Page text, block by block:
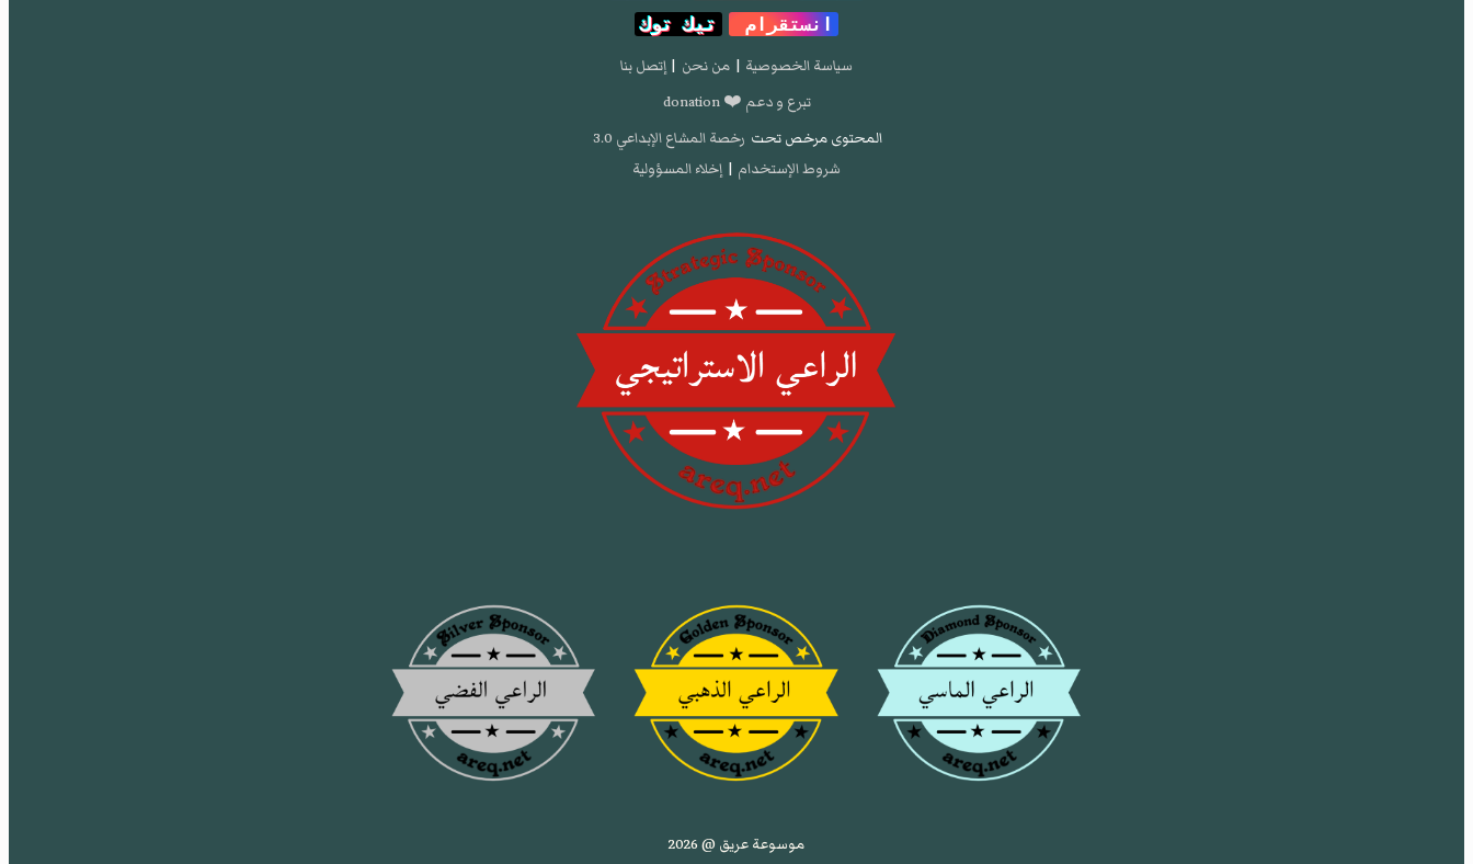
انستقرام
تيك توك
سياسة الخصوصية | من نحن | إتصل بنا
تبرع و دعم ❤️ donation
المحتوى مرخص تحت رخصة المشاع الإبداعي 3.0
شروط الإستخدام | إخلاء المسؤولية
موسوعة عريق @ 2026